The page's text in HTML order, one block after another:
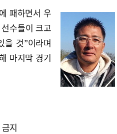
패하면서 우
수들이 크고
을 것”이라며
마지막 경기
지